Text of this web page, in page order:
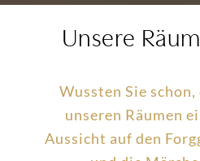
Unsere
Wussten Sie schon,
unseren Räumen
Aussicht auf den